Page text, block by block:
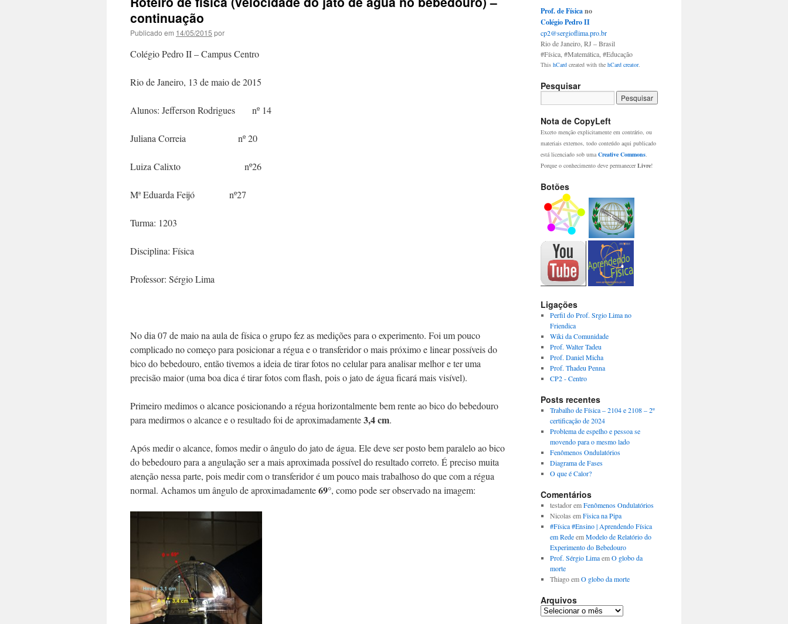
continuação
Publicado em 14/05/2015 por
Colégio Pedro II – Campus Centro
Rio de Janeiro, 13 de maio de 2015
Alunos: Jefferson Rodrigues nº 14
Juliana Correia nº 20
Luiza Calixto nº26
Mª Eduarda Feijó nº27
Turma: 1203
Disciplina: Física
Professor: Sérgio Lima
No dia 07 de maio na aula de física o grupo fez as medições para o experimento. Foi um pouco
complicado no começo para posicionar a régua e o transferidor o mais próximo e linear possíveis do
bico do bebedouro, então tivemos a ideia de tirar fotos no celular para analisar melhor e ter uma
precisão maior (uma boa dica é tirar fotos com flash, pois o jato de água ficará mais visível).
Primeiro medimos o alcance posicionando a régua horizontalmente bem rente ao bico do bebedouro
para medirmos o alcance e o resultado foi de aproximadamente3,4cm.
Após medir o alcance, fomos medir o ângulo do jato de água. Ele deve ser posto bem paralelo ao bico
do bebedouro para a angulação ser a mais aproximada possível do resultado correto. É preciso muita
atenção nessa parte, pois medir com o transferidor é um pouco mais trabalhoso do que com a régua
normal. Achamos um ângulo de aproximadamente69°, como pode ser observado na imagem:
Prof. de Físicano
Colégio Pedro II
cp2@sergioflima.pro.br
Rio de Janeiro RJ – Brasil
#Física #Matemática #Educação
This hCard created with the hCard creator.
Pesquisar
Nota de CopyLeft
Exceto menção explicitamente em contrário, ou
materiais externos, todo conteúdo aqui publicado
está licenciado sob uma Creative Commons.
Porque o conhecimento deve permanecerLivre!
Botões
Ligações
Perfil do Prof. Srgio Lima no
Friendica
Wiki da Comunidade
Prof. Walter Tadeu
Prof. Daniel Micha
Prof. Thadeu Penna
CP2 - Centro
Posts recentes
Trabalho de Física – 2104 e 2108 – 2º
certificação de 2024
Problema de espelho e pessoa se
movendo para o mesmo lado
Fenômenos Ondulatórios
Diagrama de Fases
O que é Calor?
Comentários
testadoremFenômenos Ondulatórios
Nicolas emFisica na Pipa
#Física #Ensino | Aprendendo Física
em RedeemModelo de Relatório do
Experimento do Bebedouro
Prof. Sérgio LimaemO globo da
morte
ThiagoemO globo da morte
Arquivos
Arquivos